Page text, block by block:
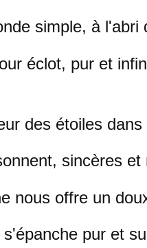
simple, à l'abri
éclot, pur et
des étoiles dans
sincères et
nous offre un
pur et